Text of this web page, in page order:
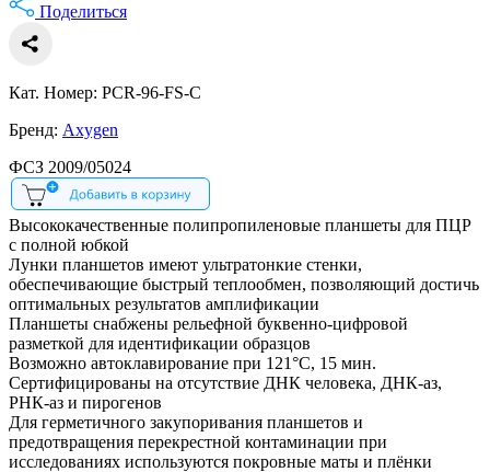
Поделиться
Кат. Номер: PCR-96-FS-C
Бренд: Axygen
ФСЗ 2009/05024
Высококачественные полипропиленовые планшеты для ПЦР
с полной юбкой
Лунки планшетов имеют ультратонкие стенки,
обеспечивающие быстрый теплообмен, позволяющий достичь
оптимальных результатов амплификации
Планшеты снабжены рельефной буквенно-цифровой
разметкой для идентификации образцов
Возможно автоклавирование при 121°С, 15 мин.
Сертифицированы на отсутствие ДНК человека, ДНК-аз,
РНК-аз и пирогенов
Для герметичного закупоривания планшетов и
предотвращения перекрестной контаминации при
исследованиях используются покровные маты и плёнки